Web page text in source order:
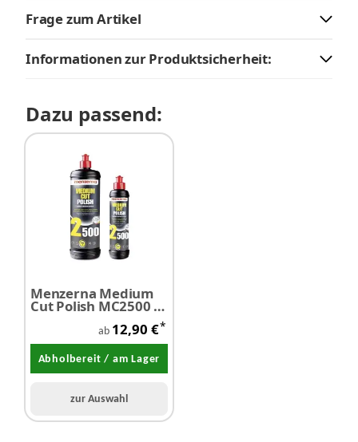
Frage zum Artikel
Informationen zur Produktsicherheit:
Dazu passend:
Menzerna Medium
Cut Polish MC2500 -
ab 12,90 €*
Abholbereit / am Lager
zur Auswahl